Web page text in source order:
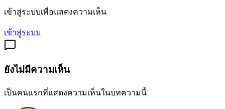
เข้าสู่ระบบเพื่อแสดงความเห็น
เข้าสู่ระบบ
ยังไม่มีความเห็น
เป็นคนแรกที่แสดงความเห็นในบทความนี้